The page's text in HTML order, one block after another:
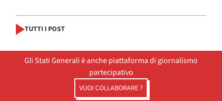
TUTTI I POST
Gli Stati Generali è anche piattaforma di giornalismo
partecipativo
VUOI COLLABORARE ?